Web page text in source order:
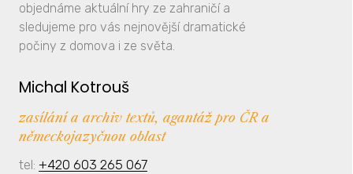
objednáme aktuální hry ze zahraničí a
sledujeme pro vás nejnovější dramatické
počiny z domova i ze světa.
Michal Kotrouš
zasílání a archiv textů, agantáž pro ČR a
německojazyčnou oblast
tel: +420 603 265 067